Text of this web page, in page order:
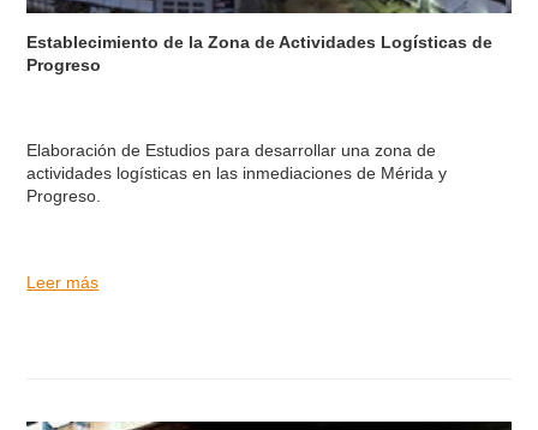
Establecimiento de la Zona de Actividades Logísticas de
Progreso
Elaboración de Estudios para desarrollar una zona de
actividades logísticas en las inmediaciones de Mérida y
Progreso.
Leer más